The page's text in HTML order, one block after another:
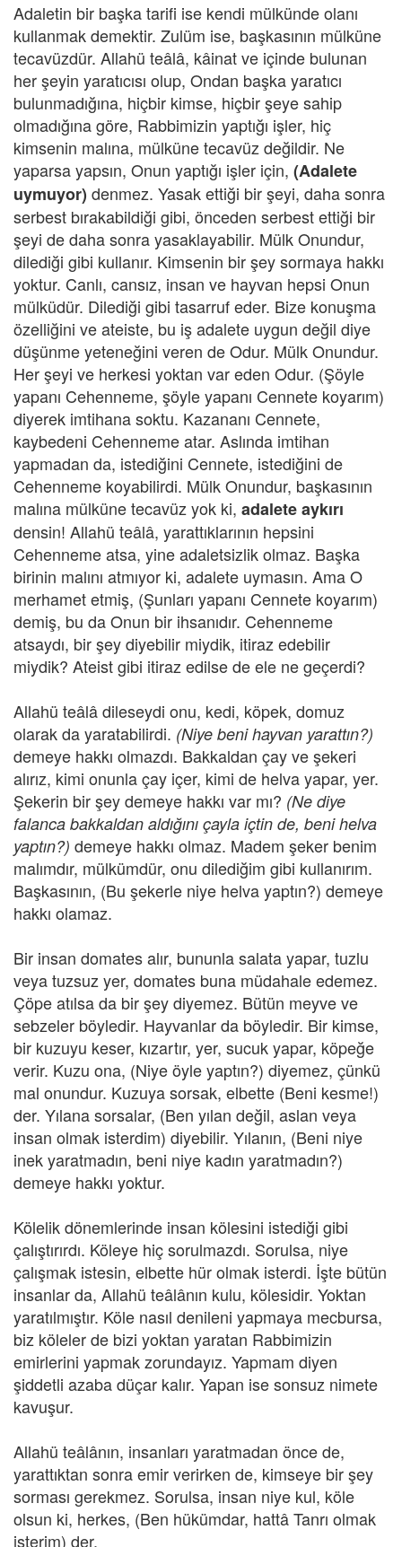
Adaletin bir başka tarifi ise kendi mülkünde olanı
kullanmak demektir. Zulüm ise, başkasının mülküne
tecavüzdür. Allahü teâlâ, kâinat ve içinde bulunan
her şeyin yaratıcısı olup, Ondan başka yaratıcı
bulunmadığına, hiçbir kimse, hiçbir şeye sahip
olmadığına göre, Rabbimizin yaptığı işler, hiç
kimsenin malına, mülküne tecavüz değildir. Ne
yaparsa yapsın, Onun yaptığı işler için, (Adalete
uymuyor) denmez. Yasak ettiği bir şeyi, daha sonra
serbest bırakabildiği gibi, önceden serbest ettiği bir
şeyi de daha sonra yasaklayabilir. Mülk Onundur,
dilediği gibi kullanır. Kimsenin bir şey sormaya hakkı
yoktur. Canlı, cansız, insan ve hayvan hepsi Onun
mülküdür. Dilediği gibi tasarruf eder. Bize konuşma
özelliğini ve ateiste, bu iş adalete uygun değil diye
düşünme yeteneğini veren de Odur. Mülk Onundur.
Her şeyi ve herkesi yoktan var eden Odur. (Şöyle
yapanı Cehenneme, şöyle yapanı Cennete koyarım)
diyerek imtihana soktu. Kazananı Cennete,
kaybedeni Cehenneme atar. Aslında imtihan
yapmadan da, istediğini Cennete, istediğini de
Cehenneme koyabilirdi. Mülk Onundur, başkasının
malına mülküne tecavüz yok ki, adalete aykırı
densin! Allahü teâlâ, yarattıklarının hepsini
Cehenneme atsa, yine adaletsizlik olmaz. Başka
birinin malını atmıyor ki, adalete uymasın. Ama O
merhamet etmiş, (Şunları yapanı Cennete koyarım)
demiş, bu da Onun bir ihsanıdır. Cehenneme
atsaydı, bir şey diyebilir miydik, itiraz edebilir
miydik? Ateist gibi itiraz edilse de ele ne geçerdi?
Allahü teâlâ dileseydi onu, kedi, köpek, domuz
olarak da yaratabilirdi. (Niye beni hayvan yarattın?)
demeye hakkı olmazdı. Bakkaldan çay ve şekeri
alırız, kimi onunla çay içer, kimi de helva yapar, yer.
Şekerin bir şey demeye hakkı var mı? (Ne diye
falanca bakkaldan aldığını çayla içtin de, beni helva
yaptın?) demeye hakkı olmaz. Madem şeker benim
malımdır, mülkümdür, onu dilediğim gibi kullanırım.
Başkasının, (Bu şekerle niye helva yaptın?) demeye
hakkı olamaz.
Bir insan domates alır, bununla salata yapar, tuzlu
veya tuzsuz yer, domates buna müdahale edemez.
Çöpe atılsa da bir şey diyemez. Bütün meyve ve
sebzeler böyledir. Hayvanlar da böyledir. Bir kimse,
bir kuzuyu keser, kızartır, yer, sucuk yapar, köpeğe
verir. Kuzu ona, (Niye öyle yaptın?) diyemez, çünkü
mal onundur. Kuzuya sorsak, elbette (Beni kesme!)
der. Yılana sorsalar, (Ben yılan değil, aslan veya
insan olmak isterdim) diyebilir. Yılanın, (Beni niye
inek yaratmadın, beni niye kadın yaratmadın?)
demeye hakkı yoktur.
Kölelik dönemlerinde insan kölesini istediği gibi
çalıştırırdı. Köleye hiç sorulmazdı. Sorulsa, niye
çalışmak istesin, elbette hür olmak isterdi. İşte bütün
insanlar da, Allahü teâlânın kulu, kölesidir. Yoktan
yaratılmıştır. Köle nasıl denileni yapmaya mecbursa,
biz köleler de bizi yoktan yaratan Rabbimizin
emirlerini yapmak zorundayız. Yapmam diyen
şiddetli azaba düçar kalır. Yapan ise sonsuz nimete
kavuşur.
Allahü teâlânın, insanları yaratmadan önce de,
yarattıktan sonra emir verirken de, kimseye bir şey
sorması gerekmez. Sorulsa, insan niye kul, köle
olsun ki, herkes, (Ben hükümdar, hattâ Tanrı olmak
isterim) der.